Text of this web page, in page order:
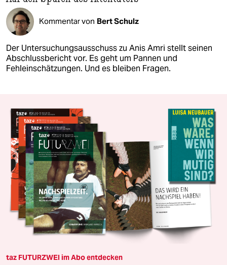
Kommentar von Bert Schulz
Der Untersuchungsausschuss zu Anis Amri stellt seinen
Abschlussbericht vor. Es geht um Pannen und
Fehleinschätzungen. Und es bleiben Fragen.
taz FUTURZWEI im Abo entdecken